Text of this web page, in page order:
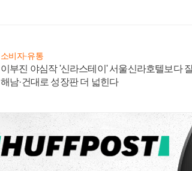
소비자·유통
이부진 야심작 '신라스테이' 서울신라호텔보다
해남·건대로 성장판 더 넓힌다